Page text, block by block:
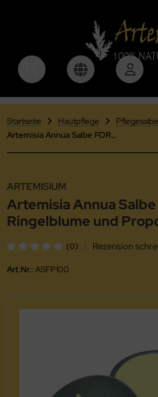
Startseite Hautpflege Pflegesalbe
Artemisia Annua Salbe FORTE mit Ringelblume und Propolis 100 ml
ARTEMISIUM
Artemisia Annua
Ringelblume und
(0) Rezension
Art.Nr.: ASFP100
ALLES ANZEIGEN AUS HILDEGARD
Naturmedizin